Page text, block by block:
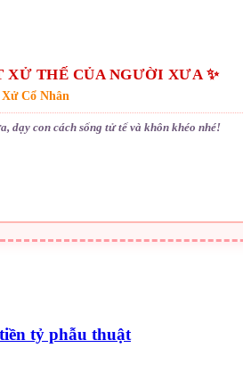
XỬ THẾ CỦA NGƯỜI XƯA ✨
Cổ Nhân
dạy con cách sống tử tế và khôn khéo nhé!
tỷ phẫu thuật